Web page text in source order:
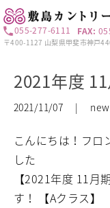
055-277-6111 FAX:
〒400-1127 山梨県甲斐市神戸
2021年度
2021/11/07 |
こんにちは！フロ
した
【2021年度 11月
す！
【Aクラス】